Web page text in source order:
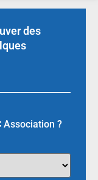
des
Association ?